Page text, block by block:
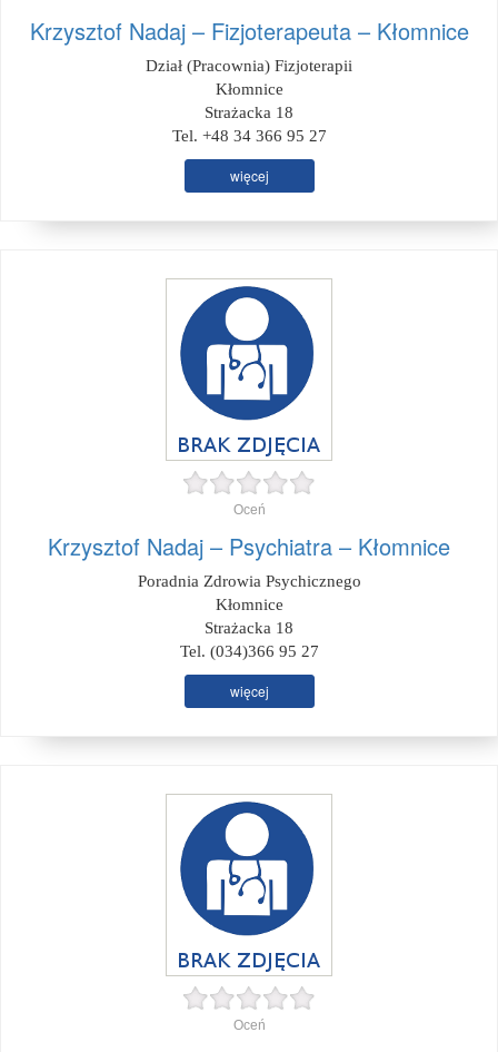
Krzysztof Nadaj – Fizjoterapeuta – Kłomnice
Dział (Pracownia) Fizjoterapii
Kłomnice
Strażacka 18
Tel. +48 34 366 95 27
więcej
Oceń
Krzysztof Nadaj – Psychiatra – Kłomnice
Poradnia Zdrowia Psychicznego
Kłomnice
Strażacka 18
Tel. (034)366 95 27
więcej
Oceń